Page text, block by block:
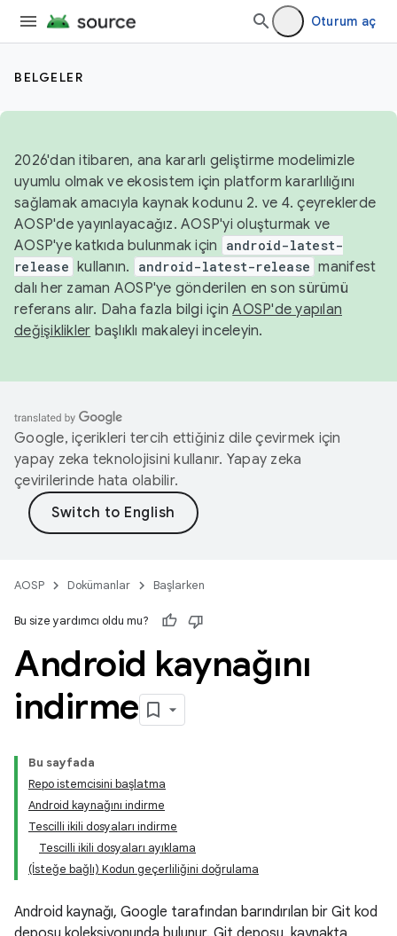
Oturum aç
BELGELER
2026'dan itibaren, ana kararlı geliştirme modelimizle
uyumlu olmak ve ekosistem için platform kararlılığını
sağlamak amacıyla kaynak kodunu 2. ve 4. çeyreklerde
AOSP'de yayınlayacağız. AOSP'yi oluşturmak ve
AOSP'ye katkıda bulunmak için
android-latest-
release kullanın. android-latest-release manifest
dalı her zaman AOSP'ye gönderilen en son sürümü
referans alır. Daha fazla bilgi içinAOSP'de yapılan
değişiklikler başlıklı makaleyi inceleyin.
Google, içerikleri tercih ettiğiniz dile çevirmek için
yapay zeka teknolojisini kullanır. Yapay zeka
çevirilerinde hata olabilir.
AOSP Dokümanlar Başlarken
Bu size yardımcı oldu mu?
Android kaynağını
indirme
Bu sayfada
Repo istemcisini başlatma
Android kaynağını indirme
Tescilli ikili dosyaları indirme
Tescilli ikili dosyaları ayıklama
(İsteğe bağlı) Kodun geçerliliğini doğrulama
Android kaynağı, Google tarafından barındırılan bir Git kod